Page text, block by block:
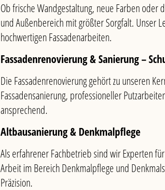
Ob frische Wandgestaltung, neue Farben
und Außenbereich mit größter Sorgfalt. Unser
hochwertigen Fassadenarbeiten.
Fassadenrenovierung & Sanierung –
Die Fassadenrenovierung gehört zu unseren
Fassadensanierung, professioneller
ansprechend.
Altbausanierung & Denkmalpflege
Als erfahrener Fachbetrieb sind wir Experten
Arbeit im Bereich Denkmalpflege und
Präzision.